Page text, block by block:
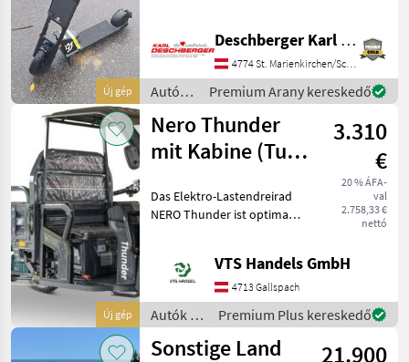
Új gép
km/h, 10 Zoll luftgefülltes
mit pannensicherem
Schaum
Deschberger Karl Landtechnik GesmbH & Co KG
4774 St. Marienkirchen/Schärding
Autók /
Motorkerékpárok
/
Sonstige
Premium Arany kereskedő
Új gép
Nero Thunder
mit Kabine (Tuk
Lastenrad
3.310
€
20 % ÁFA-
val
2.758,33 €
nettó
Das Elektro-Lastendreirad
NERO Thunder ist optimal
Alleskönner ist mit einem
600W Elektromotor und
einer großen
VTS Handels GmbH
4713 Gallspach
Autók /
Motorkerékpárok
/ Nero
Premium Plus kereskedő
Sonstige Land
21.900